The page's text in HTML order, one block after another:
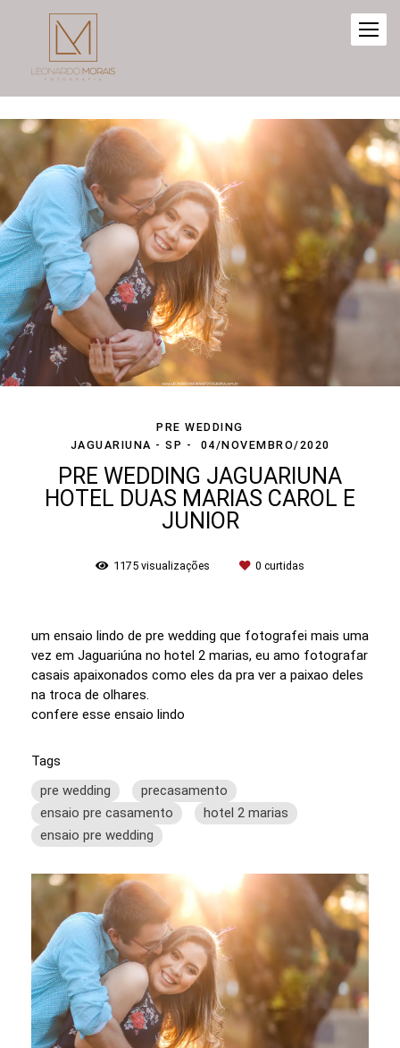
PRE WEDDING
JAGUARIUNA - SP
04/NOVEMBRO/2020
PRE WEDDING JAGUARIUNA
HOTEL DUAS MARIAS CAROL E
JUNIOR
1175 visualizações 0 curtidas
um ensaio lindo de pre wedding que fotografei mais uma
vez em Jaguariúna no hotel 2 marias, eu amo fotografar
casais apaixonados como eles da pra ver a paixao deles
na troca de olhares.
confere esse ensaio lindo
Tags
pre wedding
precasamento
ensaio pre casamento
hotel 2 marias
ensaio pre wedding